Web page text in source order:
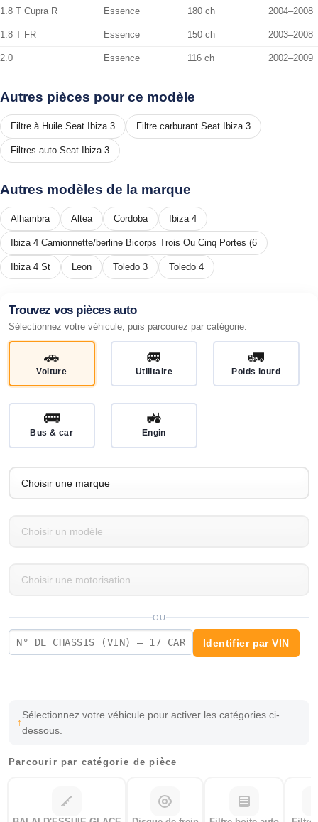
1.8 T Cupra R Essence 180 ch 2004–2008
1.8 T FR Essence 150 ch 2003–2008
2.0 Essence 116 ch 2002–2009
Autres pièces pour ce modèle
Filtre à Huile Seat Ibiza 3 Filtre carburant Seat Ibiza 3
Filtres auto Seat Ibiza 3
Autres modèles de la marque
Alhambra Altea Cordoba Ibiza 4
Ibiza 4 Camionnette/berline Bicorps Trois Ou Cinq Portes (6
Ibiza 4 St Leon Toledo 3 Toledo 4
Trouvez vos pièces auto
Sélectionnez votre véhicule, puis parcourez par catégorie.
🚗
Voiture
🚐
Utilitaire
🚛
Poids lourd
🚌
Bus & car
🚜
Engin
OU
Identifier par VIN
Sélectionnez votre véhicule pour activer les catégories ci-
dessous.
Parcourir par catégorie de pièce